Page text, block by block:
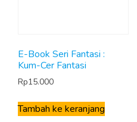
E-Book Seri Fantasi :
Kum-Cer Fantasi
Rp15.000
Tambah ke keranjang